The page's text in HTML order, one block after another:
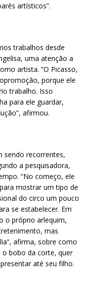
artísticos”.
trabalhos desde
uma atenção a
artista. “O Picasso,
porque ele
trabalho. Isso
para ele guardar,
afirmou.
sendo recorrentes,
a pesquisadora,
“No começo, ele
mostrar um tipo de
do circo um pouco
se estabelecer. Em
o próprio arlequim,
mas
afirma, sobre como
bobo da corte, quer
até seu filho.